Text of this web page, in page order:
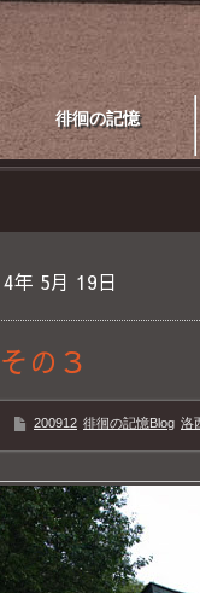
徘徊の記憶
年 5月 19日
の３
200912 徘徊の記憶Blog 洛